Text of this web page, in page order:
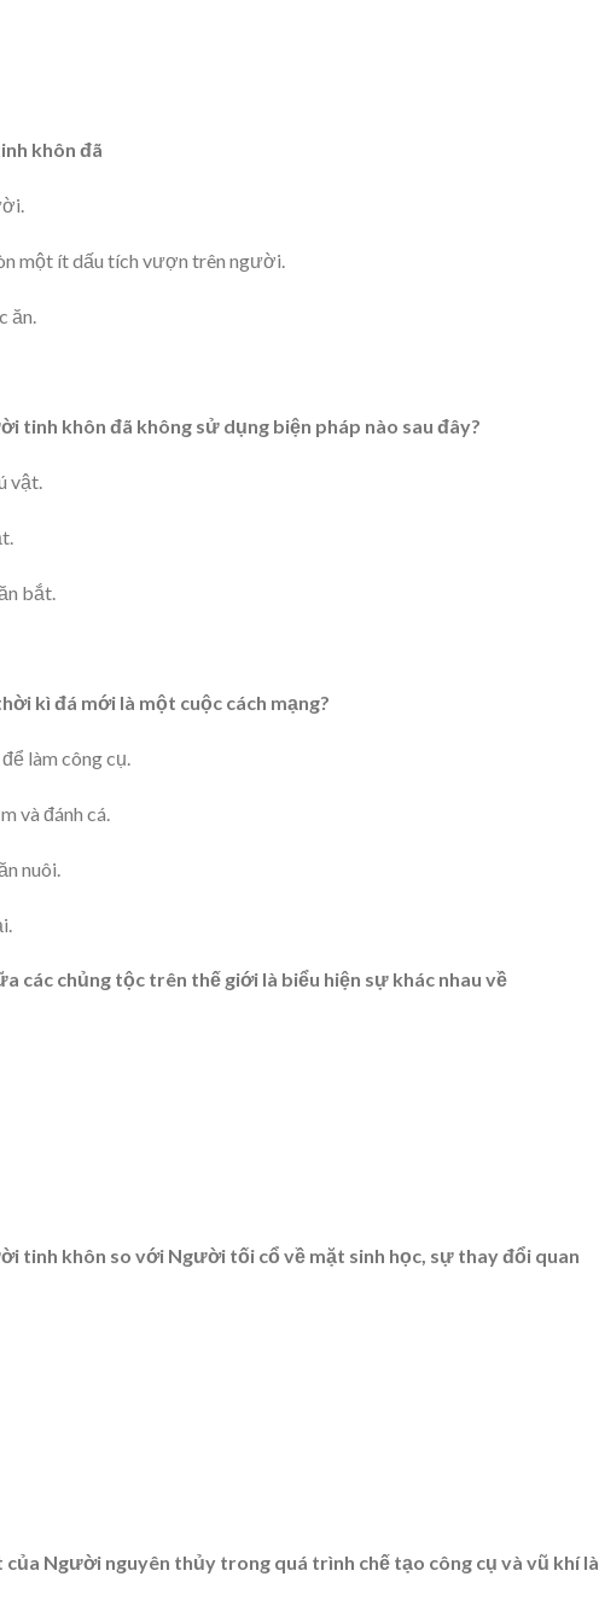
khôn đã
một ít dấu tích vượn trên người.
ăn.
tinh khôn đã không sử dụng biện pháp nào sau đây?
vật.
bắt.
kì đá mới là một cuộc cách mạng?
làm công cụ.
và đánh cá.
nuôi.
các chủng tộc trên thế giới là biểu hiện sự khác nhau về
tinh khôn so với Người tối cổ về mặt sinh học, sự thay đổi quan
Người nguyên thủy trong quá trình chế tạo công cụ và vũ khí là